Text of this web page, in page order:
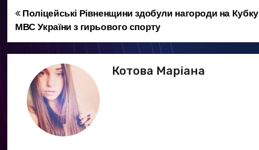
Н
а
в
Поліцейські Рівненщини здобули нагороди на Кубку
МВС України з гирьового спорту
Котова Маріана